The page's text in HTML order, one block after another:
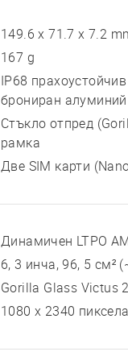
149.6 x 71.7 x 7.2
167 g
IP68
брониран алуминий
Стъкло отпред
рамка
Две SIM карти
Динамичен LTPO
6, 3 инча, 96, 5 см²
Gorilla Glass Victus 2
1080 x 2340